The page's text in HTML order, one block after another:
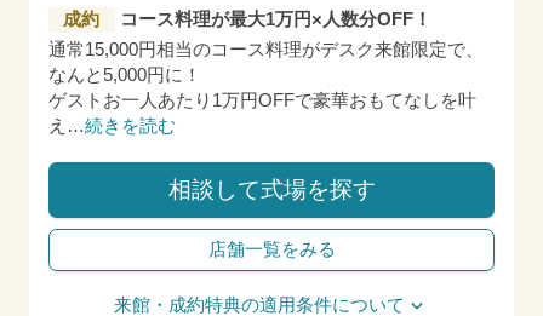
成約
コース料理が最大1万円×人数分OFF！
通常15,000円相当のコース料理がデスク来館限定で、
なんと5,000円に！
ゲストお一人あたり1万円OFFで豪華おもてなしを叶
え …続きを読む
相談して式場を探す
店舗一覧をみる
来館・成約特典の適用条件について